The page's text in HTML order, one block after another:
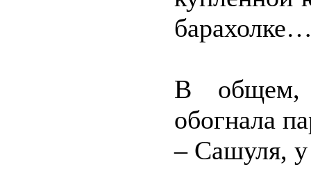
В общем,
обогнала
– Сашуля, у